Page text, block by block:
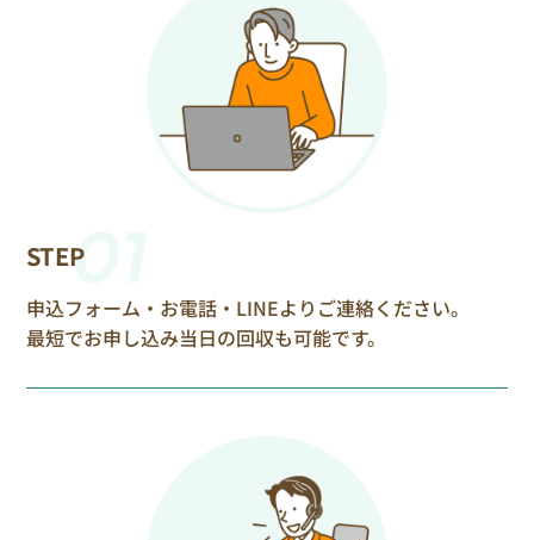
STEP01
申込フォーム・お電話・LINEよりご連絡ください。
最短でお申し込み当日の回収も可能です。